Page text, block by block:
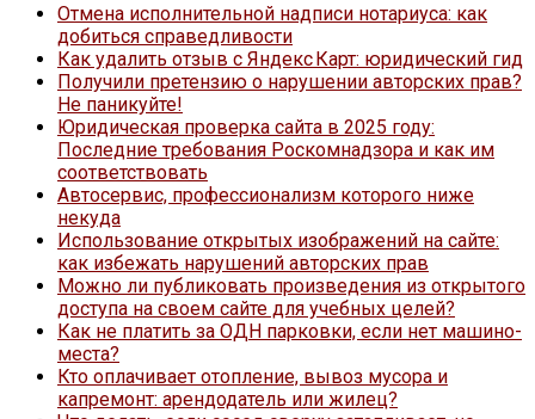
Отмена исполнительной надписи нотариуса: как
добиться справедливости
Как удалить отзыв с Яндекс Карт: юридический гид
Получили претензию о нарушении авторских прав?
Не паникуйте!
Юридическая проверка сайта в 2025 году:
Последние требования Роскомнадзора и как им
соответствовать
Автосервис, профессионализм которого ниже
некуда
Использование открытых изображений на сайте:
как избежать нарушений авторских прав
Можно ли публиковать произведения из открытого
доступа на своем сайте для учебных целей?
Как не платить за ОДН парковки, если нет машино-
места?
Кто оплачивает отопление, вывоз мусора и
капремонт: арендодатель или жилец?